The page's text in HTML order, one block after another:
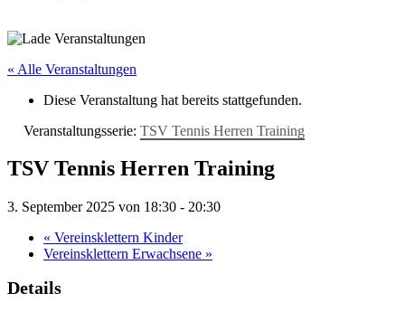
« Alle Veranstaltungen
Diese Veranstaltung hat bereits stattgefunden.
Veranstaltungsserie: TSV Tennis Herren Training
TSV Tennis Herren Training
3. September 2025 von 18:30 - 20:30
« Vereinsklettern Kinder
Vereinsklettern Erwachsene »
Details